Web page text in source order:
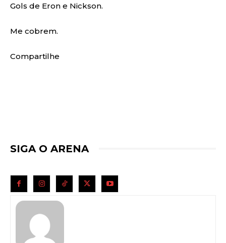
Gols de Eron e Nickson.
Me cobrem.
Compartilhe
SIGA O ARENA